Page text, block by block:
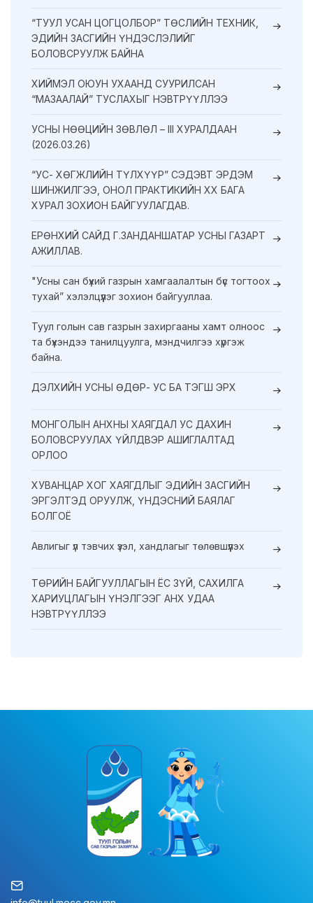
“ТУУЛ УСАН ЦОГЦОЛБОР” ТӨСЛИЙН ТЕХНИК,
ЭДИЙН ЗАСГИЙН ҮНДЭСЛЭЛИЙГ
БОЛОВСРУУЛЖ БАЙНА
ХИЙМЭЛ ОЮУН УХААНД СУУРИЛСАН
“МАЗААЛАЙ” ТУСЛАХЫГ НЭВТРҮҮЛЛЭЭ
УСНЫ НӨӨЦИЙН ЗӨВЛӨЛ – III ХУРАЛДААН
(2026.03.26)
“УС- ХӨГЖЛИЙН ТҮЛХҮҮР” СЭДЭВТ ЭРДЭМ
ШИНЖИЛГЭЭ, ОНОЛ ПРАКТИКИЙН XX БАГА
ХУРАЛ ЗОХИОН БАЙГУУЛАГДАВ.
ЕРӨНХИЙ САЙД Г.ЗАНДАНШАТАР УСНЫ ГАЗАРТ
АЖИЛЛАВ.
"Усны сан бүхий газрын хамгаалалтын бүс тогтоох
тухай” хэлэлцүүлэг зохион байгууллаа.
Туул голын сав газрын захиргааны хамт олноос
та бүхэндээ танилцуулга, мэндчилгээ хүргэж
байна.
ДЭЛХИЙН УСНЫ ӨДӨР- УС БА ТЭГШ ЭРХ
МОНГОЛЫН АНХНЫ ХАЯГДАЛ УС ДАХИН
БОЛОВСРУУЛАХ ҮЙЛДВЭР АШИГЛАЛТАД
ОРЛОО
ХУВАНЦАР ХОГ ХАЯГДЛЫГ ЭДИЙН ЗАСГИЙН
ЭРГЭЛТЭД ОРУУЛЖ, ҮНДЭСНИЙ БАЯЛАГ
БОЛГОЁ
Авлигыг үл тэвчих үзэл, хандлагыг төлөвшүүлэх
ТӨРИЙН БАЙГУУЛЛАГЫН ЁС ЗҮЙ, САХИЛГА
ХАРИУЦЛАГЫН ҮНЭЛГЭЭГ АНХ УДАА
НЭВТРҮҮЛЛЭЭ